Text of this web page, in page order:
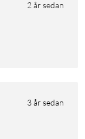
2 år sedan
3 år sedan